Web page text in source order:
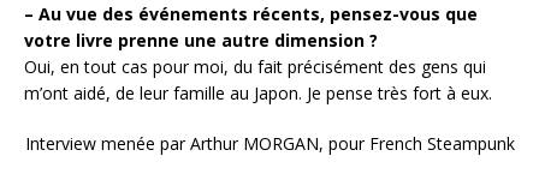
– Au vue des événements récents, pensez-vous que
votre livre prenne une autre dimension ?
Oui, en tout cas pour moi, du fait précisément des gens qui
m’ont aidé, de leur famille au Japon. Je pense très fort à eux.
Interview menée par Arthur MORGAN, pour French Steampunk